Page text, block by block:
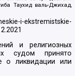
Таухид валь-Джихад,
i-ekstremistskie-
и религиозных
судом принято
о ликвидации или